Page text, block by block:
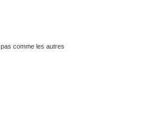
comme les autres